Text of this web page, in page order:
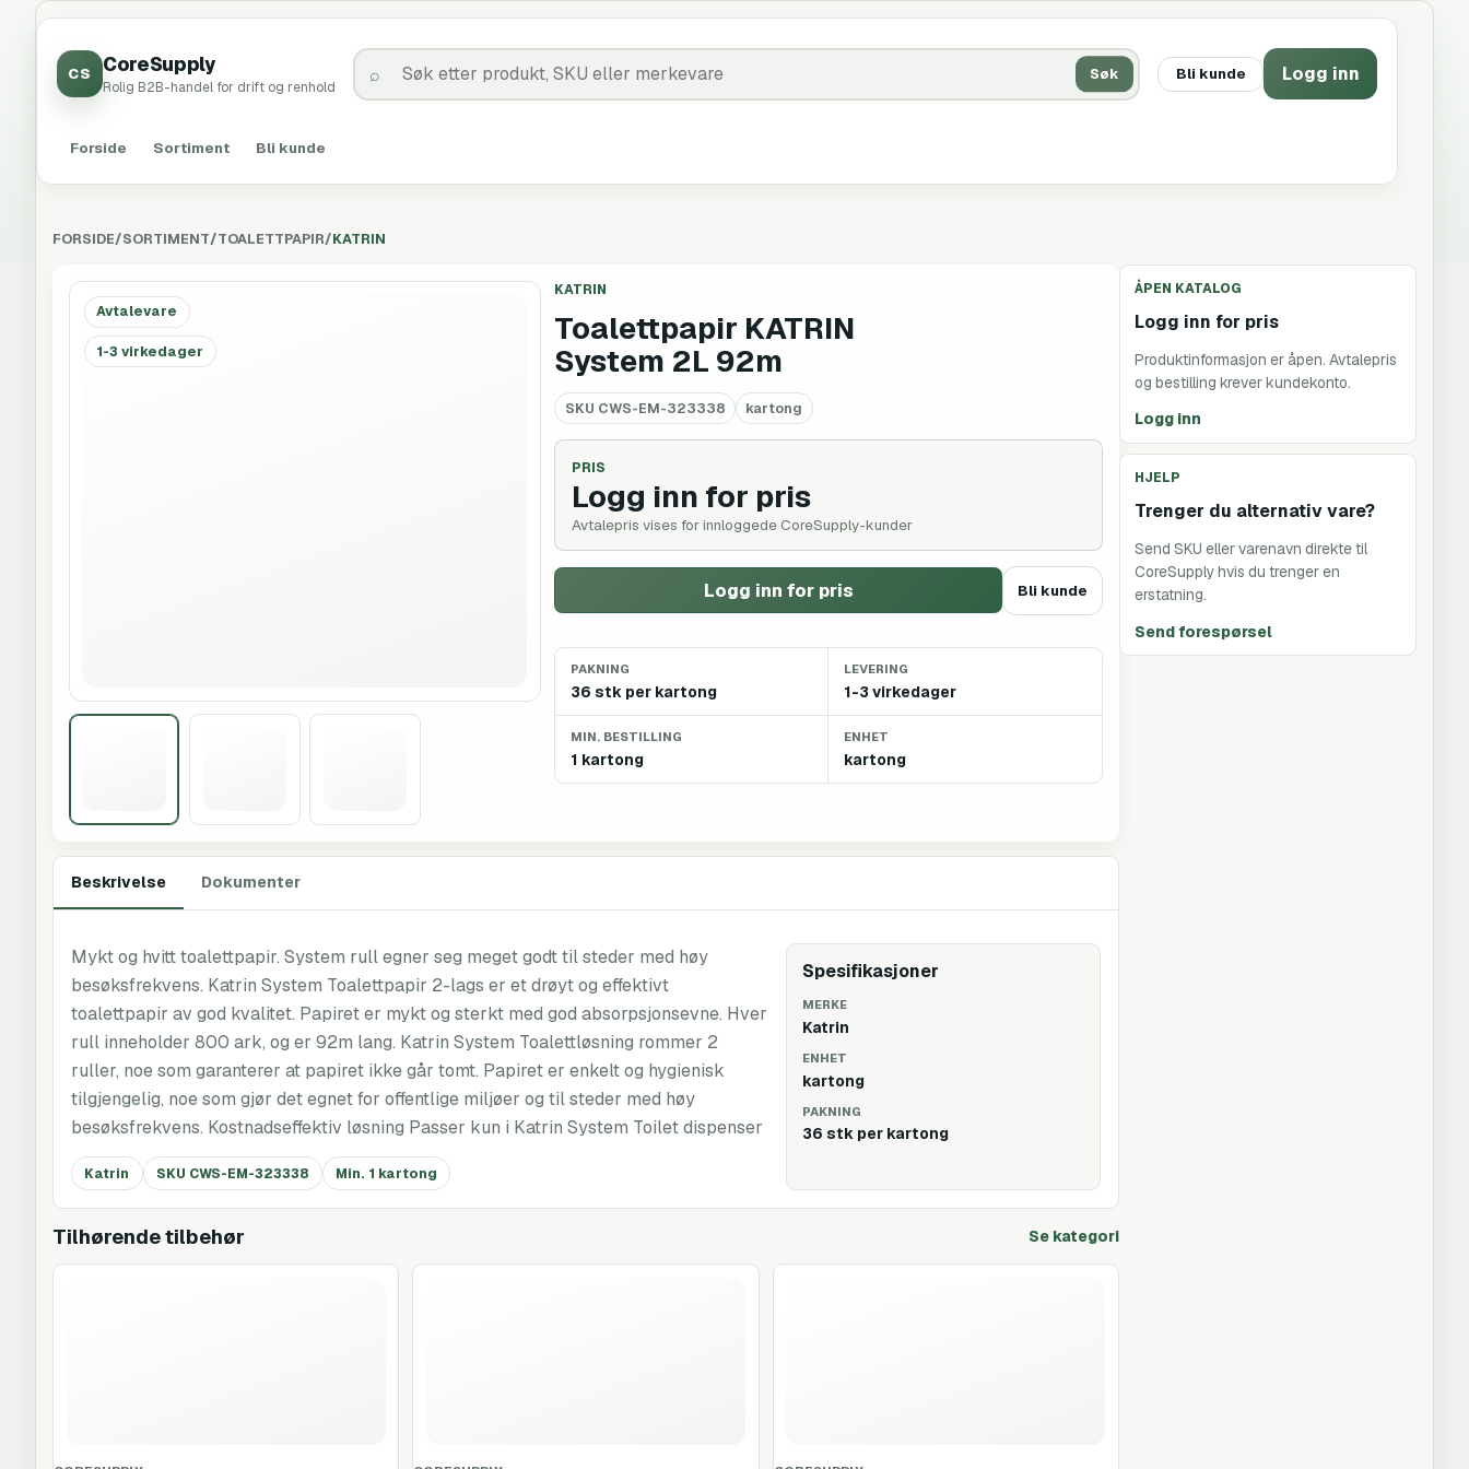
CS CoreSupply
Rolig B2B-handel for drift og renhold
Søk Bli kunde Logg inn
Forside Sortiment Bli kunde
FORSIDE/SORTIMENT/TOALETTPAPIR/KATRIN
Avtalevare
1-3 virkedager
KATRIN
Toalettpapir KATRIN
System 2L 92m
SKU CWS-EM-323338 kartong
PRIS
Logg inn for pris
Avtalepris vises for innloggede CoreSupply-kunder
Logg inn for pris Bli kunde
PAKNING
36 stk per kartong
LEVERING
1-3 virkedager
MIN. BESTILLING
1 kartong
ENHET
kartong
Beskrivelse Dokumenter
Mykt og hvitt toalettpapir. System rull egner seg meget godt til steder med høy
besøksfrekvens. Katrin System Toalettpapir 2-lags er et drøyt og effektivt
toalettpapir av god kvalitet. Papiret er mykt og sterkt med god absorpsjonsevne. Hver
rull inneholder 800 ark, og er 92m lang. Katrin System Toalettløsning rommer 2
ruller, noe som garanterer at papiret ikke går tomt. Papiret er enkelt og hygienisk
tilgjengelig, noe som gjør det egnet for offentlige miljøer og til steder med høy
besøksfrekvens. Kostnadseffektiv løsning Passer kun i Katrin System Toilet dispenser
Katrin SKU CWS-EM-323338 Min. 1 kartong
Spesifikasjoner
MERKE
Katrin
ENHET
kartong
PAKNING
36 stk per kartong
Tilhørende tilbehør Se kategori
ÅPEN KATALOG
Logg inn for pris
Produktinformasjon er åpen. Avtalepris
og bestilling krever kundekonto.
Logg inn
HJELP
Trenger du alternativ vare?
Send SKU eller varenavn direkte til
CoreSupply hvis du trenger en
erstatning.
Send forespørsel